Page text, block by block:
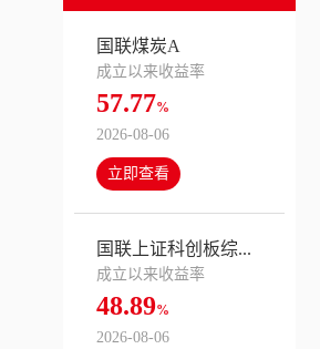
国联煤炭A
成立以来收益率
57.77%
2026-08-06
立即查看
国联上证科创板综...
成立以来收益率
48.89%
2026-08-06